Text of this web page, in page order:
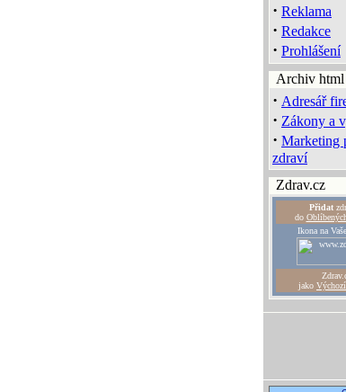
· Reklama
· Redakce
· Prohlášení
Archiv html
· Adresář
· Zákony a
· Marketing
zdraví
Zdrav.cz
Přidat
do
Ikona na
jako